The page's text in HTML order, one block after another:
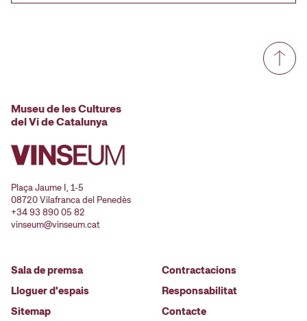
Museu de les Cultures
del Vi de Catalunya
Plaça Jaume I, 1-5
08720 Vilafranca del Penedès
+34 93 890 05 82
vinseum@vinseum.cat
Sala de premsa
Lloguer d'espais
Sitemap
Contractacions
Responsabilitat
Contacte